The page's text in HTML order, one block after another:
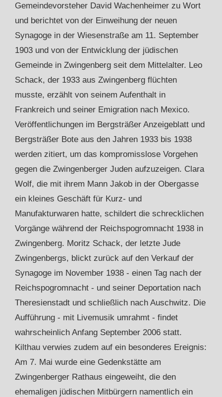
Gemeindevorsteher David Wachenheimer zu Wort
und berichtet von der Einweihung der neuen
Synagoge in der Wiesenstraße am 11. September
1903 und von der Entwicklung der jüdischen
Gemeinde in Zwingenberg seit dem Mittelalter. Leo
Schack, der 1933 aus Zwingenberg flüchten
musste, erzählt von seinem Aufenthalt in
Frankreich und seiner Emigration nach Mexico.
Veröffentlichungen im Bergsträßer Anzeigeblatt und
Bergsträßer Bote aus den Jahren 1933 bis 1938
werden zitiert, um das kompromisslose Vorgehen
gegen die Zwingenberger Juden aufzuzeigen. Clara
Wolf, die mit ihrem Mann Jakob in der Obergasse
ein kleines Geschäft für Kurz- und
Manufakturwaren hatte, schildert die schrecklichen
Vorgänge während der Reichspogromnacht 1938 in
Zwingenberg. Moritz Schack, der letzte Jude
Zwingenbergs, blickt zurück auf den Verkauf der
Synagoge im November 1938 - einen Tag nach der
Reichspogromnacht - und seiner Deportation nach
Theresienstadt und schließlich nach Auschwitz. Die
Aufführung - mit Livemusik umrahmt - findet
wahrscheinlich Anfang September 2006 statt.
Kilthau verwies zudem auf ein besonderes Ereignis:
Am 7. Mai wurde eine Gedenkstätte am
Zwingenberger Rathaus eingeweiht, die den
ehemaligen jüdischen Mitbürgern namentlich ein